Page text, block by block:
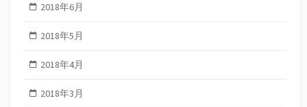
2018年6月
2018年5月
2018年4月
2018年3月